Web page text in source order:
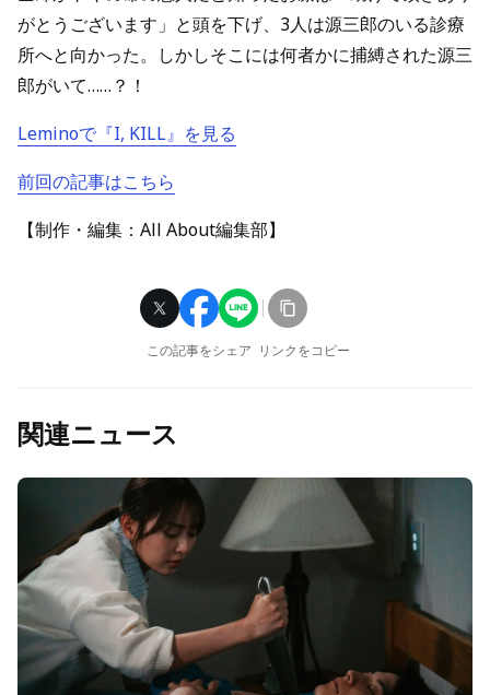
がとうございます」と頭を下げ、3人は源三郎のいる診療
所へと向かった。しかしそこには何者かに捕縛された源三
郎がいて……？！
Leminoで『I, KILL』を見る
前回の記事はこちら
【制作・編集：All About編集部】
この記事をシェア リンクをコピー
関連ニュース